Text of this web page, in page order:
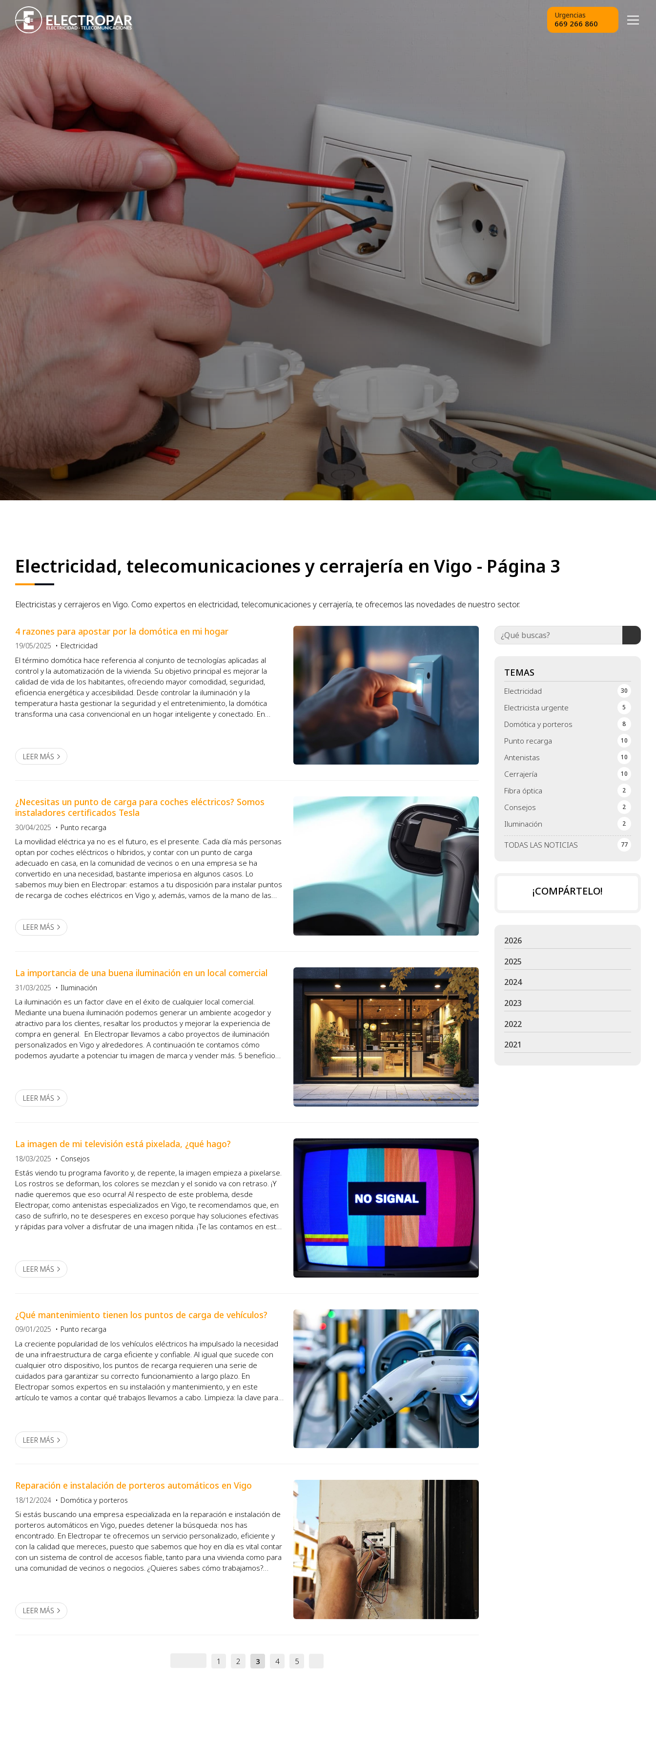
Urgencias
669 266 860
Electricidad, telecomunicaciones y cerrajería en Vigo - Página 3
Electricistas y cerrajeros en Vigo. Como expertos en electricidad, telecomunicaciones y cerrajería, te ofrecemos las novedades de nuestro sector.
TEMAS
TODAS LAS NOTICIAS 77
Electricidad 30
Electricista urgente 5
Domótica y porteros 8
Punto recarga 10
Antenistas 10
Cerrajería 10
Fibra óptica 2
Consejos 2
Iluminación 2
4 razones para apostar por la domótica en mi hogar
19/05/2025 Electricidad
El término domótica hace referencia al conjunto de tecnologías aplicadas al
control y la automatización de la vivienda. Su objetivo principal es mejorar la
calidad de vida de los habitantes, ofreciendo mayor comodidad, seguridad,
eficiencia energética y accesibilidad. Desde controlar la iluminación y la
temperatura hasta gestionar la seguridad y el entretenimiento, la domótica
transforma una casa convencional en un hogar inteligente y conectado. En
LEER MÁS
¿Necesitas un punto de carga para coches eléctricos? Somos
instaladores certificados Tesla
30/04/2025 Punto recarga
La movilidad eléctrica ya no es el futuro, es el presente. Cada día más personas
optan por coches eléctricos o híbridos, y contar con un punto de carga
adecuado en casa, en la comunidad de vecinos o en una empresa se ha
convertido en una necesidad, bastante imperiosa en algunos casos. Lo
sabemos muy bien en Electropar: estamos a tu disposición para instalar puntos
de recarga de coches eléctricos en Vigo y, además, vamos de la mano de las
LEER MÁS
La importancia de una buena iluminación en un local comercial
31/03/2025 Iluminación
La iluminación es un factor clave en el éxito de cualquier local comercial.
Mediante una buena iluminación podemos generar un ambiente acogedor y
atractivo para los clientes, resaltar los productos y mejorar la experiencia de
compra en general. En Electropar llevamos a cabo proyectos de iluminación
personalizados en Vigo y alrededores. A continuación te contamos cómo
podemos ayudarte a potenciar tu imagen de marca y vender más. 5 beneficios
LEER MÁS
La imagen de mi televisión está pixelada, ¿qué hago?
18/03/2025 Consejos
Estás viendo tu programa favorito y, de repente, la imagen empieza a pixelarse.
Los rostros se deforman, los colores se mezclan y el sonido va con retraso. ¡Y
nadie queremos que eso ocurra! Al respecto de este problema, desde
Electropar, como antenistas especializados en Vigo, te recomendamos que, en
caso de sufrirlo, no te desesperes en exceso porque hay soluciones efectivas
y rápidas para volver a disfrutar de una imagen nítida. ¡Te las contamos en este
LEER MÁS
¿Qué mantenimiento tienen los puntos de carga de vehículos?
09/01/2025 Punto recarga
La creciente popularidad de los vehículos eléctricos ha impulsado la necesidad
de una infraestructura de carga eficiente y confiable. Al igual que sucede con
cualquier otro dispositivo, los puntos de recarga requieren una serie de
cuidados para garantizar su correcto funcionamiento a largo plazo. En
Electropar somos expertos en su instalación y mantenimiento, y en este
artículo te vamos a contar qué trabajos llevamos a cabo. Limpieza: la clave para
LEER MÁS
Reparación e instalación de porteros automáticos en Vigo
18/12/2024 Domótica y porteros
Si estás buscando una empresa especializada en la reparación e instalación de
porteros automáticos en Vigo, puedes detener la búsqueda: nos has
encontrado. En Electropar te ofrecemos un servicio personalizado, eficiente y
con la calidad que mereces, puesto que sabemos que hoy en día es vital contar
con un sistema de control de accesos fiable, tanto para una vivienda como para
una comunidad de vecinos o negocios. ¿Quieres sabes cómo trabajamos?
LEER MÁS
1 2 3 4 5
¡COMPÁRTELO!
2026
2025
2024
2023
2022
2021